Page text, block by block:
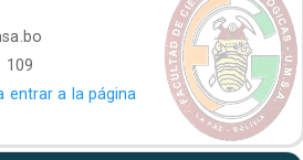
109
entrar a la página